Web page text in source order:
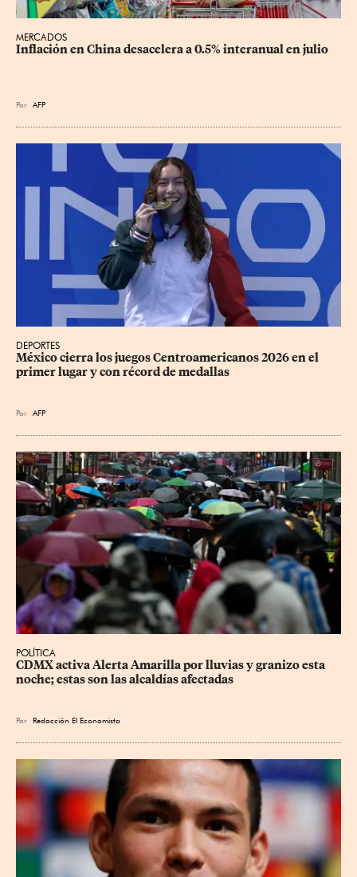
MERCADOS
Inflación en China desacelera a 0.5% interanual en julio
Por AFP
DEPORTES
México cierra los juegos Centroamericanos 2026 en el
primer lugar y con récord de medallas
Por AFP
POLÍTICA
CDMX activa Alerta Amarilla por lluvias y granizo esta
noche; estas son las alcaldías afectadas
Por Redacción El Economista